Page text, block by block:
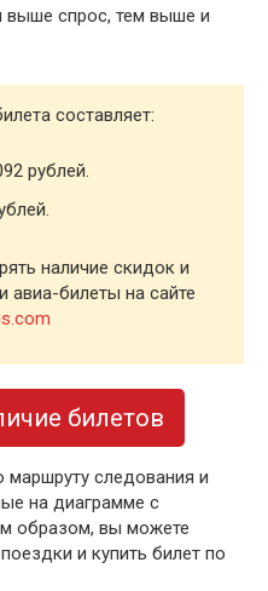
выше спрос, тем выше и
составляет:
рублей.
наличие скидок и
билеты на сайте
билетов
следования и
на диаграмме с
образом, вы можете
и купить билет по